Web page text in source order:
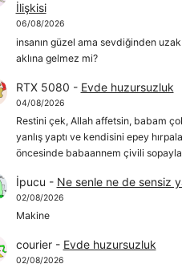
İlişkisi
06/08/2026
insanın güzel ama sevdiğinden
aklına gelmez mi?
RTX 5080 - Evde huzursuzluk
04/08/2026
Restini çek, Allah affetsin, babam
yanlış yaptı ve kendisini epey
öncesinde babaannem çivili
İpucu - Ne senle ne de sensiz
02/08/2026
Makine
courier- Evde huzursuzluk
02/08/2026